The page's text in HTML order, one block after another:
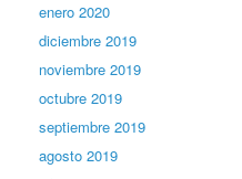
enero 2020
diciembre 2019
noviembre 2019
octubre 2019
septiembre 2019
agosto 2019